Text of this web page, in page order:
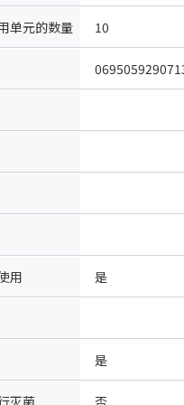
单元的数量 10
用 是
是
灭菌 否